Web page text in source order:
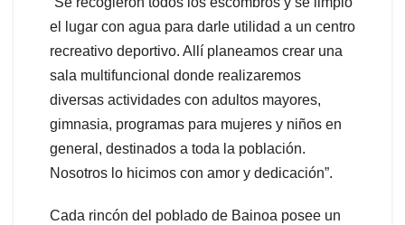
el lugar con agua para darle utilidad a un centro
recreativo deportivo. Allí planeamos crear una
sala multifuncional donde realizaremos
diversas actividades con adultos mayores,
gimnasia, programas para mujeres y niños en
general, destinados a toda la población.
Nosotros lo hicimos con amor y dedicación”.
Cada rincón del poblado de Bainoa posee un